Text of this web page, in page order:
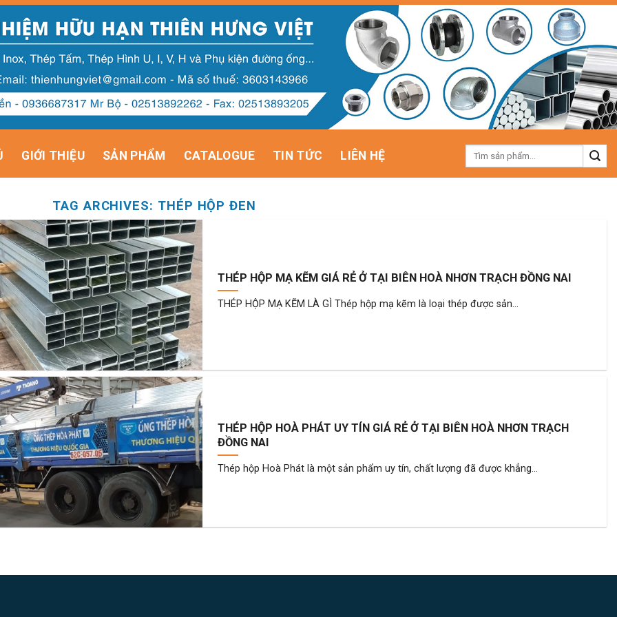
GIỚI THIỆU SẢN PHẨM CATALOGUE TIN TỨC LIÊN HỆ
Tìm
TAG ARCHIVES: THÉP HỘP ĐEN
THÉP HỘP MẠ KẼM GIÁ RẺ Ở TẠI BIÊN HOÀ NHƠN TRẠCH ĐỒNG NAI
THÉP HỘP MẠ KẼM LÀ GÌ Thép hộp mạ kẽm là loại thép được sản...
THÉP HỘP HOÀ PHÁT UY TÍN GIÁ RẺ Ở TẠI BIÊN HOÀ NHƠN TRẠCH
ĐỒNG NAI
Thép hộp Hoà Phát là một sản phẩm uy tín, chất lượng đã được khẳng...